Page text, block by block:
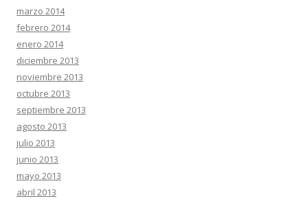
marzo 2014
febrero 2014
enero 2014
diciembre 2013
noviembre 2013
octubre 2013
septiembre 2013
agosto 2013
julio 2013
junio 2013
mayo 2013
abril 2013